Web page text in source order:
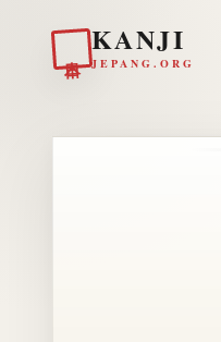
KANJI
JEPANG.ORG